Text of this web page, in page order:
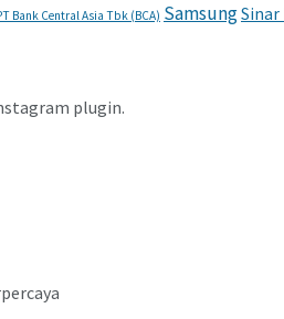
Bank Central Asia Tbk (BCA) SamsungSinar
plugin.